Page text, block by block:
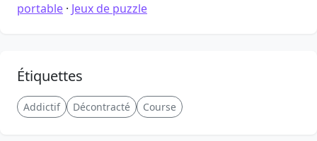
portable · Jeux de puzzle
Étiquettes
Addictif Décontracté Course